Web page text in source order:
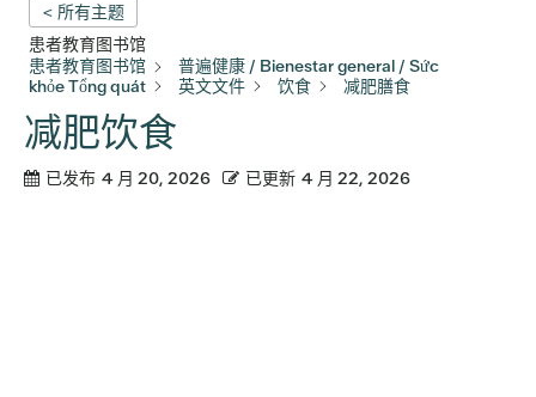
< 所有主题
患者教育图书馆
患者教育图书馆
普遍健康 / Bienestar general / Sức
khỏe Tổng quát
英文文件 饮食 减肥膳食
减肥饮食
已发布 4 月 20, 2026 已更新 4 月 22, 2026